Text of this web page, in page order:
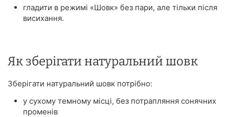
гладити в режимі «Шовк» без пари, але тільки після
висихання.
Як зберігати натуральний шовк
Зберігати натуральний шовк потрібно:
у сухому темному місці, без потрапляння сонячних
променів